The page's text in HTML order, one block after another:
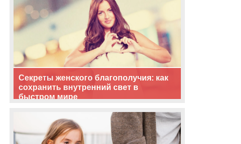
Секреты женского благополучия: как
сохранить внутренний свет в
быстром мире